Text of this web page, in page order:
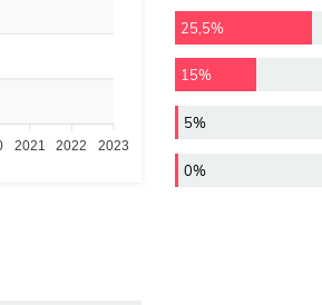
2021 2022 2023
25,5%
15%
5%
0%